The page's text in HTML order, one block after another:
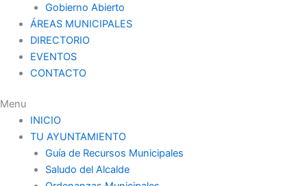
Gobierno Abierto
ÁREAS MUNICIPALES
DIRECTORIO
EVENTOS
CONTACTO
Menu
INICIO
TU AYUNTAMIENTO
Guía de Recursos Municipales
Saludo del Alcalde